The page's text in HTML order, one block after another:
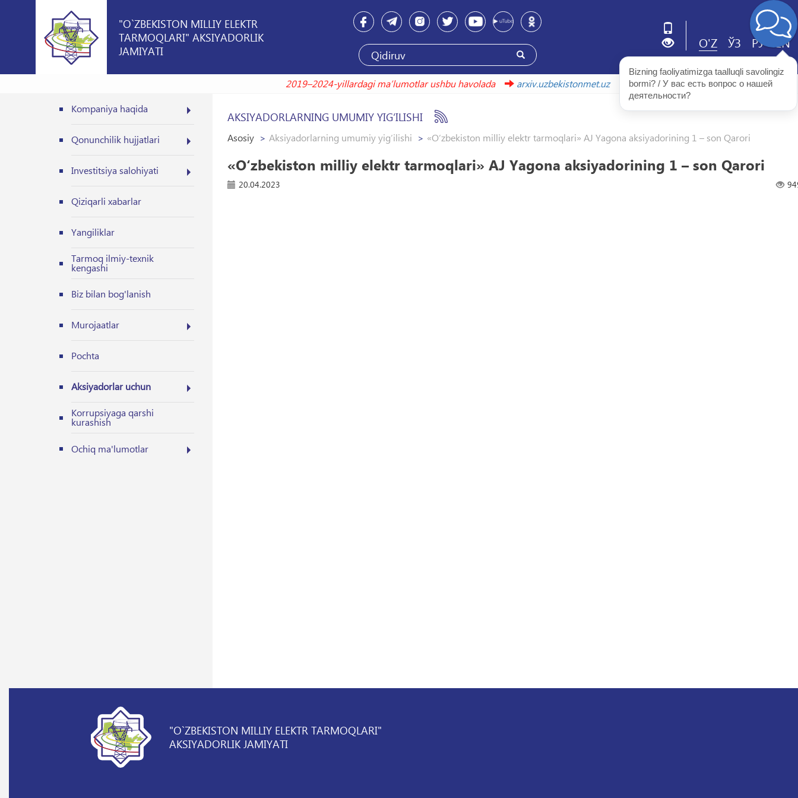
"O`ZBEKISTON MILLIY ELEKTR
TARMOQLARI" AKSIYADORLIK
JAMIYATI
O'Z ЎЗ РУ EN
2019–2024-yillardagi maʼlumotlar ushbu havolada
arxiv.uzbekistonmet.uz
Kompaniya haqida
Qonunchilik hujjatlari
Investitsiya salohiyati
Qiziqarli xabarlar
Yangiliklar
Tarmoq ilmiy-texnik
kengashi
Biz bilan bog'lanish
Murojaatlar
Pochta
Aksiyadorlar uchun
Korrupsiyaga qarshi
kurashish
Ochiq ma'lumotlar
AKSIYADORLARNING UMUMIY YIG‘ILISHI
Asosiy Aksiyadorlarning umumiy yig‘ilishi «O‘zbekiston milliy elektr tarmoqlari» AJ Yagona aksiyadorining 1 – son Qarori
«O‘zbekiston milliy elektr tarmoqlari» AJ Yagona aksiyadorining 1 – son Qarori
20.04.2023
"O`ZBEKISTON MILLIY ELEKTR TARMOQLARI"
AKSIYADORLIK JAMIYATI
Bizning faoliyatimizga taalluqli savolingiz
bormi? / У вас есть вопрос о нашей
деятельности?